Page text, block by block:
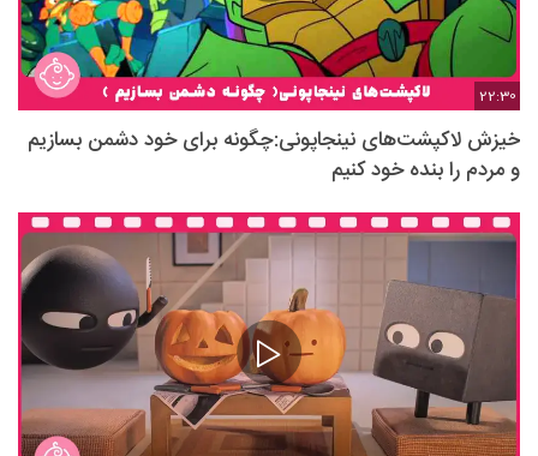
22:30
خیزش لاکپشت‌های نینجاپونی:چگونه برای خود دشمن بسازیم
و مردم را بنده خود کنیم